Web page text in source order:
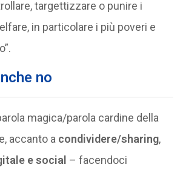
targettizzare o punire i
in particolare i più poveri e
no
magica/parola cardine della
accanto a condividere/sharing,
e social – facendoci